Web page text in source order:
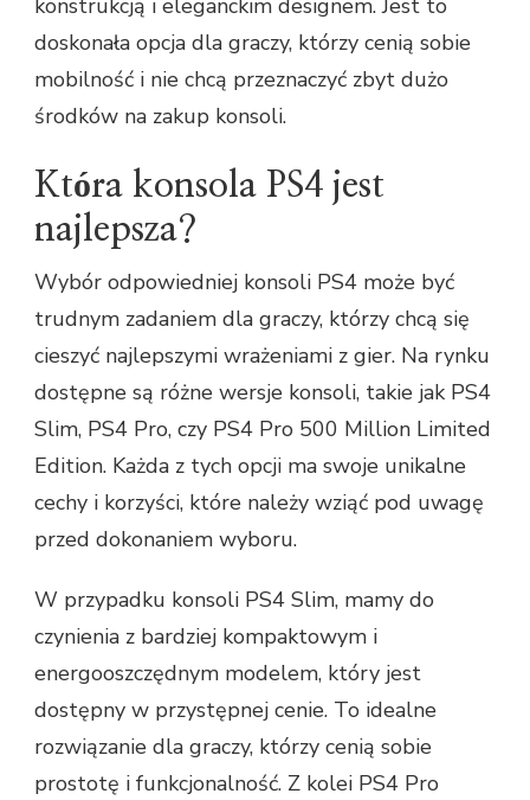
konstrukcją i eleganckim designem. Jest to
doskonała opcja dla graczy, którzy cenią sobie
mobilność i nie chcą przeznaczyć zbyt dużo
środków na zakup konsoli.
Która konsola PS4 jest
najlepsza?
Wybór odpowiedniej konsoli PS4 może być
trudnym zadaniem dla graczy, którzy chcą się
cieszyć najlepszymi wrażeniami z gier. Na rynku
dostępne są różne wersje konsoli, takie jak PS4
Slim, PS4 Pro, czy PS4 Pro 500 Million Limited
Edition. Każda z tych opcji ma swoje unikalne
cechy i korzyści, które należy wziąć pod uwagę
przed dokonaniem wyboru.
W przypadku konsoli PS4 Slim, mamy do
czynienia z bardziej kompaktowym i
energooszczędnym modelem, który jest
dostępny w przystępnej cenie. To idealne
rozwiązanie dla graczy, którzy cenią sobie
prostotę i funkcjonalność. Z kolei PS4 Pro